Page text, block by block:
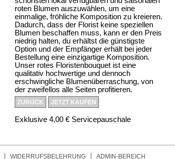
roten Blumen auszuwählen, um eine
einmalige, fröhliche Komposition zu kreieren.
Dadurch, dass der Florist keine speziellen
Blumen beschaffen muss, kann er den Preis
niedrig halten, du erhältst die günstigste
Option und der Empfänger erhält bei jeder
Bestellung eine einzigartige Komposition.
Unser rotes Floristenbouquet ist eine
qualitativ hochwertige und dennoch
erschwingliche Blumenüberraschung, von
der zweifellos alle Seiten profitieren.
ZURÜCK JETZT KAUFEN
Exklusive 4,00 € Servicepauschale
WIDERRUFSBELEHRUNG ADMIN-BEREICH